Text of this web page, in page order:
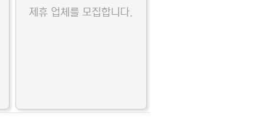
제휴 업체를 모집합니다.